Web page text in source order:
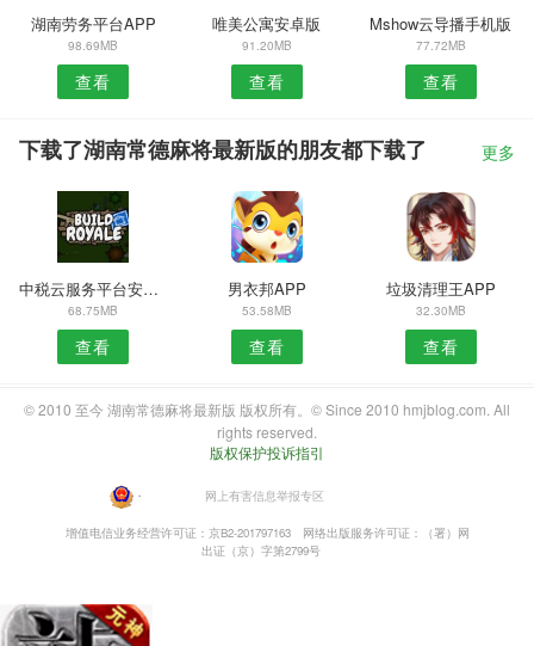
湖南劳务平台APP
98.69MB
查看
唯美公寓安卓版
91.20MB
查看
Mshow云导播手机版
77.72MB
查看
下载了湖南常德麻将最新版的朋友都下载了 更多
中税云服务平台安卓版
68.75MB
查看
男衣邦APP
53.58MB
查看
垃圾清理王APP
32.30MB
查看
© 2010 至今 湖南常德麻将最新版 版权所有。© Since 2010 hmjblog.com. All
rights reserved.
版权保护投诉指引
・ 网上有害信息举报专区
增值电信业务经营许可证：京B2-201797163
网络出版服务许可证：（署）网
出证（京）字第2799号